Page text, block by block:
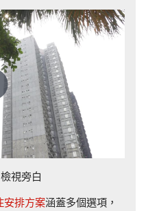
Video
檢視旁白
安排方案涵蓋多個選項，